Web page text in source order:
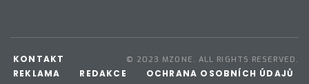
© 2023 MZONE. ALL RIGHTS RESERVED.
KONTAKT
REKLAMA
REDAKCE OCHRANA OSOBNÍCH ÚDAJŮ